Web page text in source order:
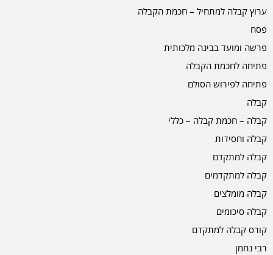
ערוץ קבלה למתחיל – חכמת הקבלה
פסח
פרשה ומועד בבינה מלכותית
פתיחה לחכמת הקבלה
פתיחה לפירוש הסולם
קבלה
קבלה – חכמת קבלה – כללי
קבלה וחסידות
קבלה למתקדם
קבלה למתקדמים
קבלה מומלצים
קבלה סיכומים
קורס קבלה למתקדם
רבי נחמן